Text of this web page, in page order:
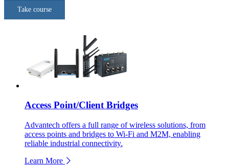
Take course
Access Point/Client Bridges
Advantech offers a full range of wireless solutions, from
access points and bridges to Wi-Fi and M2M, enabling
reliable industrial connectivity.
Learn More